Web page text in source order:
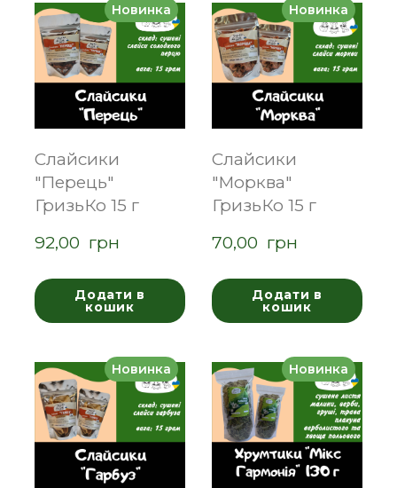
Новинка
Слайсики
"Перець"
ГризьКо 15 г
92,00  грн
Додати в
кошик
Новинка
Слайсики
"Морква"
ГризьКо 15 г
70,00  грн
Додати в
кошик
Новинка Новинка